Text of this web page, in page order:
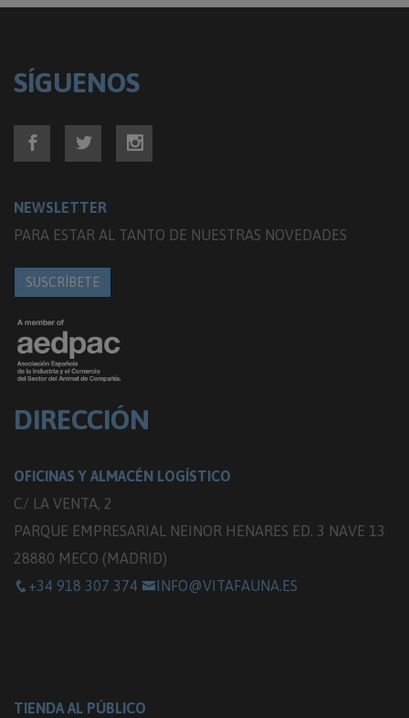
SÍGUENOS
NEWSLETTER
PARA ESTAR AL TANTO DE NUESTRAS NOVEDADES
SUSCRÍBETE
DIRECCIÓN
OFICINAS Y ALMACÉN LOGÍSTICO
C/ LA VENTA, 2
PARQUE EMPRESARIAL NEINOR HENARES ED. 3 NAVE 13
28880 MECO (MADRID)
+34 918 307 374
INFO@VITAFAUNA.ES
TIENDA AL PÚBLICO